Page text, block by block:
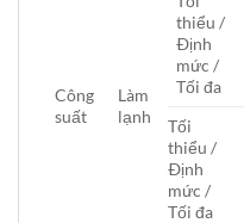
Công
suất
Làm
lạnh
thiểu /
Ðịnh
mức /
Tối đa
Tối
thiểu /
Ðịnh
mức /
Tối đa